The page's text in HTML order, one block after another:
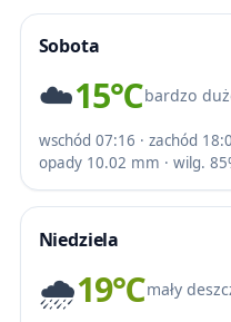
Sobota
☁️15℃bardzo
wschód 07:16 · zachód
opady 10.02 mm · wilg.
Niedziela
🌧️19℃mały